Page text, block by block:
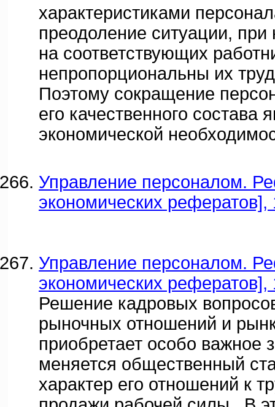
характеристиками
преодоление ситуации, при
на соответствующих
непропорциональны их
Поэтому сокращение
его качественного состава
экономической
Управление персоналом.
экономических рефератов],
Управление персоналом.
экономических рефератов],
Решение кадровых
рыночных отношений и
приобретает особо важное
меняется общественный
характер его отношений к